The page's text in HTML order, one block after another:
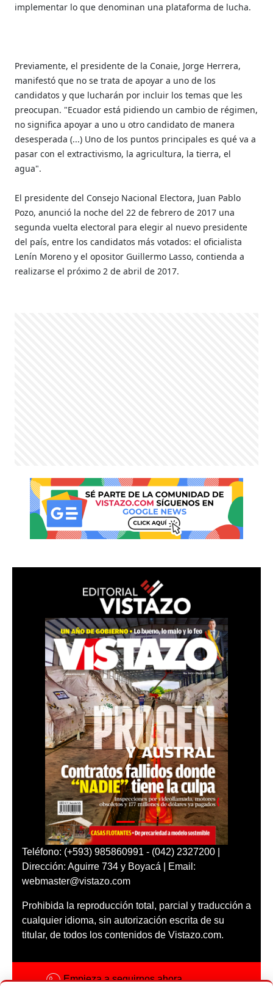
implementar lo que denominan una plataforma de lucha.
Previamente, el presidente de la Conaie, Jorge Herrera,
manifestó que no se trata de apoyar a uno de los
candidatos y que lucharán por incluir los temas que les
preocupan. "Ecuador está pidiendo un cambio de régimen,
no significa apoyar a uno u otro candidato de manera
desesperada (...) Uno de los puntos principales es qué va a
pasar con el extractivismo, la agricultura, la tierra, el
agua".
El presidente del Consejo Nacional Electora, Juan Pablo
Pozo, anunció la noche del 22 de febrero de 2017 una
segunda vuelta electoral para elegir al nuevo presidente
del país, entre los candidatos más votados: el oficialista
Lenín Moreno y el opositor Guillermo Lasso, contienda a
realizarse el próximo 2 de abril de 2017.
Teléfono: (+593) 985860991 - (042) 2327200 |
Dirección: Aguirre 734 y Boyacá | Email:
webmaster@vistazo.com
Prohibida la reproducción total, parcial y traducción a
cualquier idioma, sin autorización escrita de su
titular, de todos los contenidos de Vistazo.com.
Empieza a seguirnos ahora